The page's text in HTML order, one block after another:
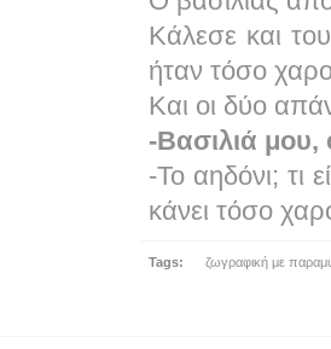
Κάλεσε και
ήταν τόσο
Και οι δύο
-Βασιλιά μου,
-Το αηδόνι; τι
κάνει τόσο
Tags: ζωγραφική με